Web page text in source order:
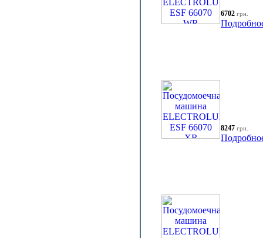
6702 грн.
8247 грн.